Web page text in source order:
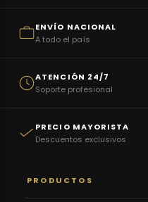
ENVÍO NACIONAL
A todo el país
ATENCIÓN 24/7
Soporte profesional
PRECIO MAYORISTA
Descuentos exclusivos
PRODUCTOS